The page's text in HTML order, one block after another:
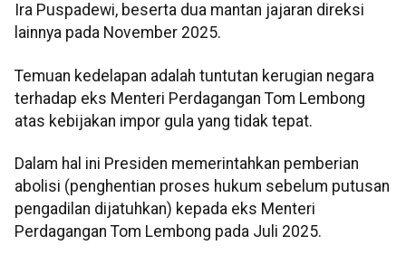
Ira Puspadewi, beserta dua mantan jajaran direksi
lainnya pada November 2025.
Temuan kedelapan adalah tuntutan kerugian negara
terhadap eks Menteri Perdagangan Tom Lembong
atas kebijakan impor gula yang tidak tepat.
Dalam hal ini Presiden memerintahkan pemberian
abolisi (penghentian proses hukum sebelum putusan
pengadilan dijatuhkan) kepada eks Menteri
Perdagangan Tom Lembong pada Juli 2025.